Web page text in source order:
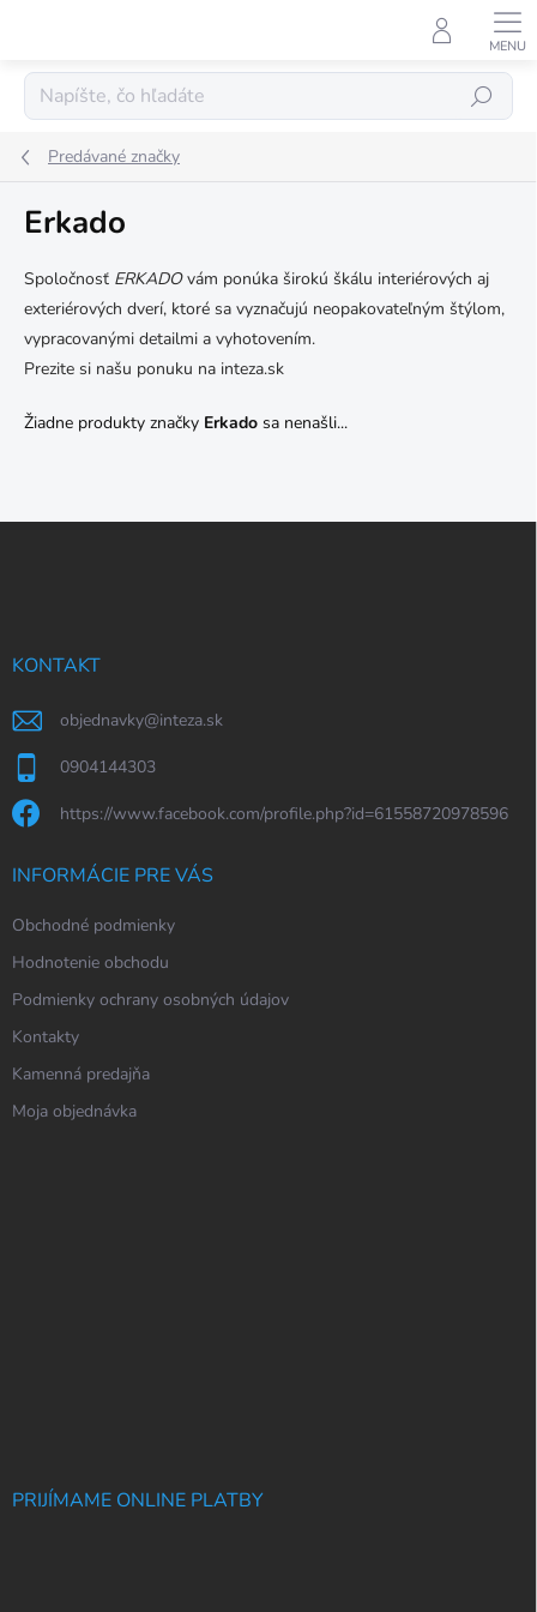
Hľadať
Predávané značky
Erkado
Spoločnosť ERKADOvám ponúka širokú škálu interiérových aj
exteriérových dverí, ktoré sa vyznačujú neopakovateľným štýlom,
vypracovanými detailmi a vyhotovením.
Prezite si našu ponuku na inteza.sk
Žiadne produkty značky Erkado sa nenašli...
KONTAKT
objednavky@inteza.sk
0904144303
https://www.facebook.com/profile.php?id=61558720978596
INFORMÁCIE PRE VÁS
Obchodné podmienky
Hodnotenie obchodu
Podmienky ochrany osobných údajov
Kontakty
Kamenná predajňa
Moja objednávka
PRIJÍMAME ONLINE PLATBY